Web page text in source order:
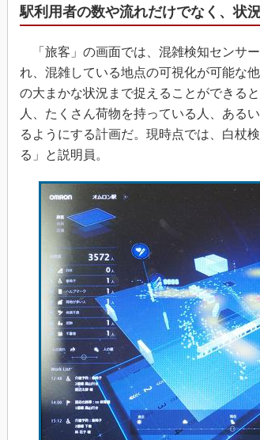
駅利用者の数や流れだけでなく、状
「旅客」の画面では、混雑検知センサ
れ、混雑している地点の可視化が可能な
の大まかな状況まで捉えることができる
人、たくさん荷物を持っている人、ある
るようにする計画だ。現時点では、白杖
る」と説明員。